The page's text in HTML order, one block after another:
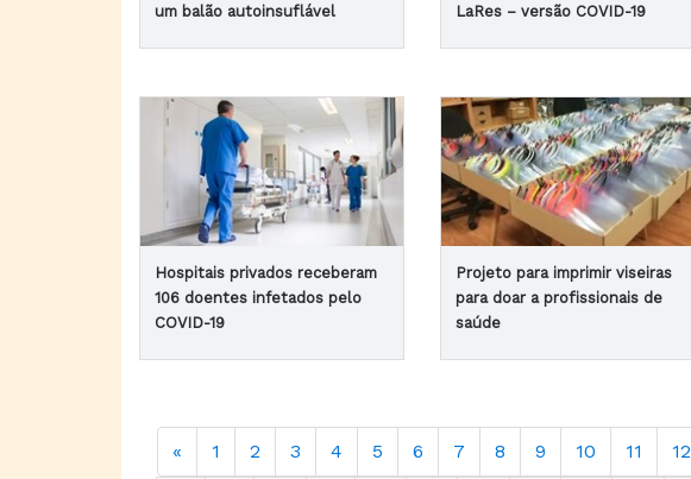
um balão autoinsuflável
LaRes – versão COVID-19
Hospitais privados receberam
106 doentes infetados pelo
COVID-19
Projeto para imprimir viseiras
para doar a profissionais de
saúde
« 1 2 3 4 5 6 7 8 9 10 11 12